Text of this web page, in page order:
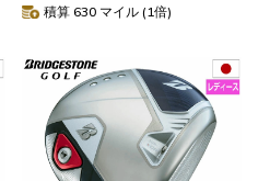
積算 630 マイル (1倍)